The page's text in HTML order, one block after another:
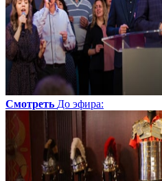
Смотреть До эфира: